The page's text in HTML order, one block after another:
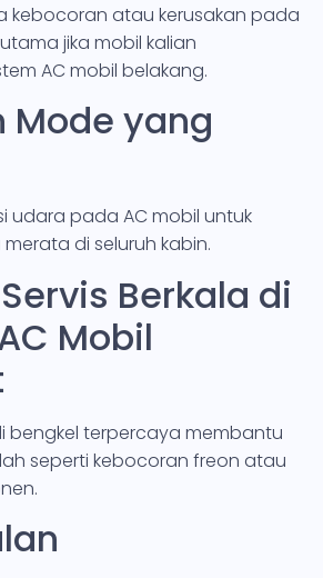
kebocoran atau kerusakan pada
jika mobil kalian
AC mobil belakang.
Mode yang
udara pada AC mobil untuk
di seluruh kabin.
Berkala di
Mobil
bengkel terpercaya membantu
seperti kebocoran freon atau